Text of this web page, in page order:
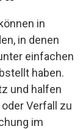
in
in denen
einfachen
haben.
und halfen
Verfall zu
im